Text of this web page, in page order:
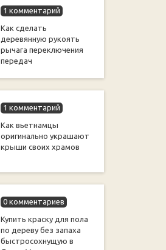
1 комментарий
Как сделать
деревянную рукоять
рычага переключения
передач
1 комментарий
Как вьетнамцы
оригинально украшают
крыши своих храмов
0 комментариев
Купить краску для пола
по дереву без запаха
быстросохнущую в